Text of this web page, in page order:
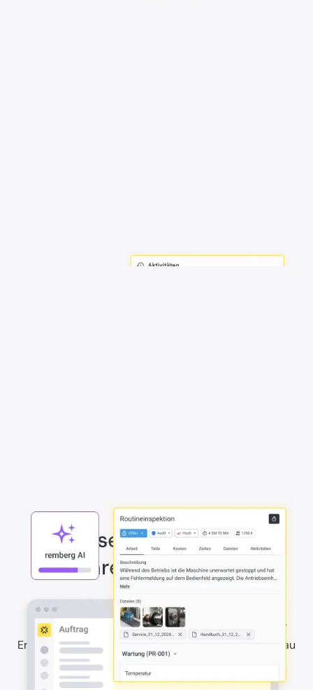
Erfasse Kontext direkt
während der Arbeit
Dokumentiere Abweichungen, Hinweise und
Beobachtungen direkt im Ablauf der Durchführung.
Ergänze Fotos, Kommentare und weitere Details genau
dort, wo sie entstehen, damit alle Teams mit dem
richtigen Kontext weiterarbeiten können.